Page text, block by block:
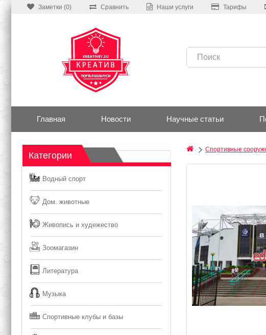
Заметки (0) Сравнить Наши услуги Тарифы
Главная Новости Научные статьи
Категории
Водный спорт
Дом. животные
Живопись и худежество
Зоомагазин
Литература
Музыка
Спортивные клубы и базы
Спортивные